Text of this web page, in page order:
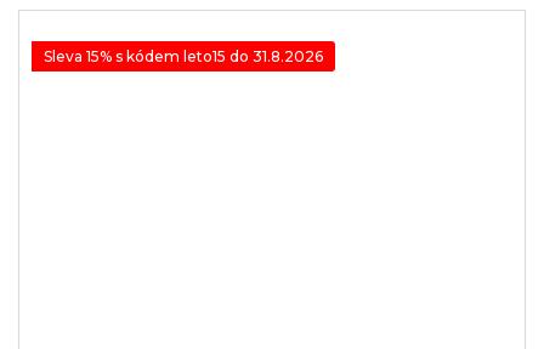
Sleva 15% s kódem leto15 do 31.8.2026